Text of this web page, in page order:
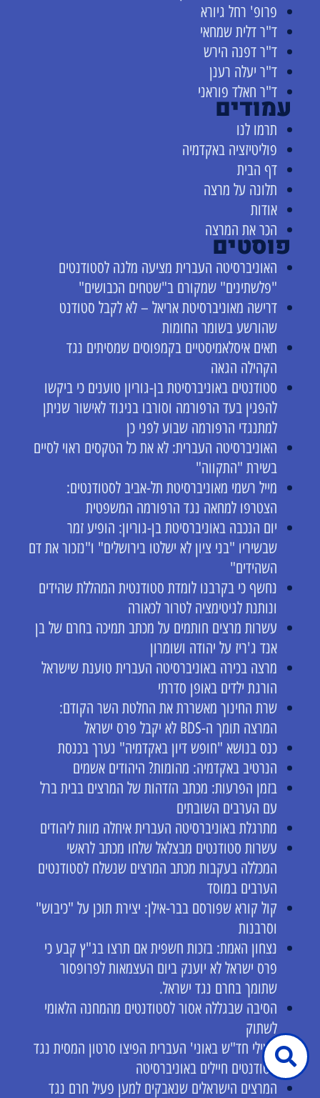
פרופ' רחל גיורא
ד"ר דלית שמחאי
ד"ר דפנה הירש
ד"ר יעלה רענן
ד"ר חאלד פוראני
עמודים
תרמו לנו
פוליטיזציה באקדמיה
דף הבית
תלונה על מרצה
אודות
הכר את המרצה
פוסטים
האוניברסיטה העברית מציעה מלגה לסטודנטים
"פלשתינים" שמקורם ב"שטחים הכבושים"
דרישה מאוניברסיטת אריאל – לא לקבל סטודנט
שהורשע בשומר החומות
תאים איסלאמיסטיים בקמפוסים שמסיתים נגד
הקהילה הגאה
סטודנטים באוניברסיטת בן-גוריון טוענים כי ביקשו
להפגין בעד הרפורמה וסורבו בניגוד לאישור שניתן
למתנגדי הרפורמה שבוע לפני כן
האוניברסיטה העברית: לא את כל הטקסים ראוי לסיים
בשירת "התקווה"
מייל רשמי מאוניברסיטת תל-אביב לסטודנטים:
הצטרפו למחאה נגד הרפורמה המשפטית
יום הנכבה באוניברסיטת בן-גוריון: הופיע זמר
שבשיריו "בני ציון לא ישלטו בירושלים" ו"נזכור את דם
השהידים"
נחשף כי בקרבנו לומדת סטודנטית המהללת שהידים
ונותנת לגיטימציה לטרור לכאורה
עשרות מרצים חותמים על מכתב תמיכה בחרם של בן
אנד ג'ריז על יהודה ושומרון
מרצה בכירה באוניברסיטה העברית טוענת שישראל
הורגת ילדים באופן סדרתי
שרת החינוך מאשררת את החלטת השר הקודם:
המרצה תומך ה-BDS לא יקבל פרס ישראל
כנס בנושא "חופש דיון באקדמיה" נערך בכנסת
הנרטיב באקדמיה: מהומות? היהודים אשמים
בזמן הפרעות: מכתב הזדהות של המרצים בבית ברל
עם הערבים השובתים
מתרגלת באוניברסיטה העברית איחלה מוות ליהודים
עשרות סטודנטים מבצלאל שלחו מכתב לראשי
המכללה בעקבות מכתב המרצים שנשלח לסטודנטים
הערבים במוסד
קול קורא שפורסם בבר-אילן: יצירת תוכן על "כיבוש"
וסרבנות
נצחון האמת: בזכות חשפית אם תרצו בג"ץ קבע כי
פרס ישראל לא יוענק ביום העצמאות לפרופסור
שתומך בחרם נגד ישראל.
הסיבה שבגללה אסור לסטודנטים מהמחנה הלאומי
לשתוק
פעילי חד"ש באוני' העברית הפיצו סרטון המסית נגד
סטודנטים חיילים באוניברסיטה
המרצים הישראלים שנאבקים למען פעיל חרם נגד